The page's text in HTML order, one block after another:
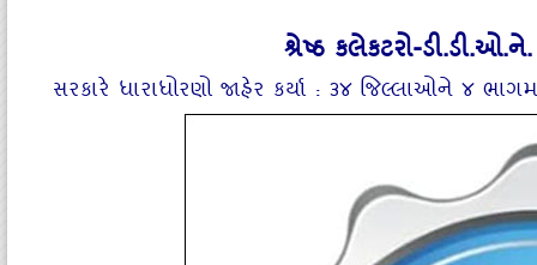
શ્રેષ્‍ઠ કલેકટરો-
સરકારે ધારાધોરણો જાહેર કર્યા : ૩૪ જિલ્લાઓને ૪